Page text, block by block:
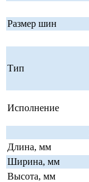
Размер шин
Тип
Исполнение
Длина, мм
Ширина, мм
Высота, мм